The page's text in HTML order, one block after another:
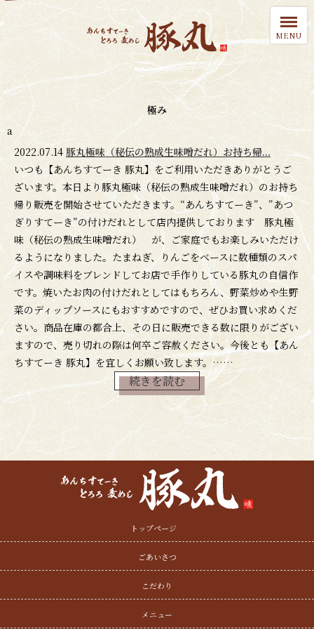
極み
a
2022.07.14 豚丸極味（秘伝の熟成生味噌だれ）お持ち帰...
いつも【あんちすてーき 豚丸】をご利用いただきありがとうご
ざいます。本日より豚丸極味（秘伝の熟成生味噌だれ）のお持ち
帰り販売を開始させていただきます。“あんちすてーき”、”あつ
ぎりすてーき”の付けだれとして店内提供しております 豚丸極
味（秘伝の熟成生味噌だれ） が、ご家庭でもお楽しみいただけ
るようになりました。たまねぎ、りんごをベースに数種類のスパ
イスや調味料をブレンドしてお店で手作りしている豚丸の自信作
です。焼いたお肉の付けだれとしてはもちろん、野菜炒めや生野
菜のディップソースにもおすすめですので、ぜひお買い求めくだ
さい。商品在庫の都合上、その日に販売できる数に限りがござい
ますので、売り切れの際は何卒ご容赦ください。今後とも【あん
ちすてーき 豚丸】を宜しくお願い致します。……
続きを読む
トップページ
ごあいさつ
こだわり
メニュー